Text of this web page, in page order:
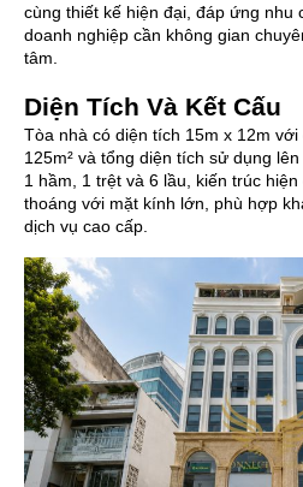
cùng thiết kế hiện đại, đáp ứng nhu
doanh nghiệp cần không gian
tâm.
Diện Tích Và Kết Cấu
Tòa nhà có diện tích 15m x 12m
125m² và tổng diện tích sử dụng
1 hầm, 1 trệt và 6 lầu, kiến trúc
thoáng với mặt kính lớn, phù hợp
dịch vụ cao cấp.